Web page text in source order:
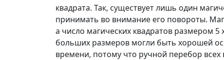
квадрата. Так, существует лишь один
принимать во внимание его повороты.
а число магических квадратов размером
больших размеров могли быть хорошей
времени, потому что ручной перебор